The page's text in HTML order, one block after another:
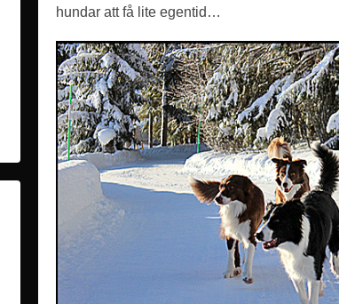
hundar att få lite egentid…